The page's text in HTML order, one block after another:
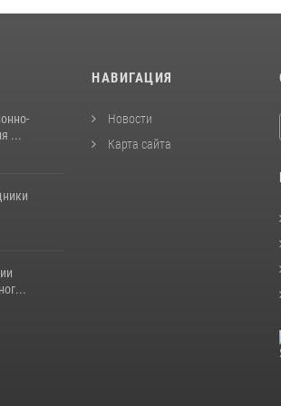
...
НАВИГАЦИЯ
Новости
Карта сайта